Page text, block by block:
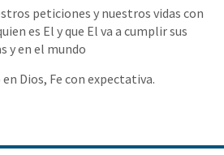
peticiones y nuestros vidas con
es El y que El va a cumplir sus
y en el mundo
Dios, Fe con expectativa.